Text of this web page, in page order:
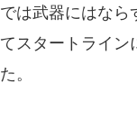
では武器にはなら
てスタートライ
た。